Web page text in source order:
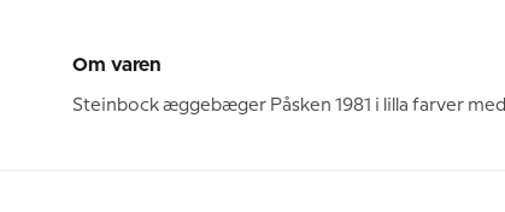
Om varen
Steinbock æggebæger Påsken 1981 i lilla farver